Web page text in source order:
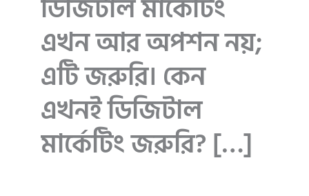
ডিজিটাল মার্কেটিং
এখন আর অপশন নয়;
এটি জরুরি। কেন
এখনই ডিজিটাল
মার্কেটিং জরুরি? […]